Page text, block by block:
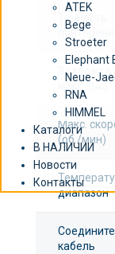
ATEK
Bege
Stroeter
Elephant
Neue-
RNA
HIMMEL
Каталоги
В НАЛИЧИИ
Новости
Контакты
Точность
повторения
Задержка
Макс.
(об./мин)
диапазон
кабель